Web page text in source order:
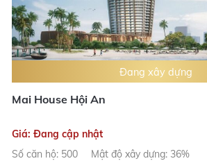
Đang xây dựng
Mai House Hội An
Giá: Đang cập nhật
Số căn hộ: 500
Mật độ xây dựng: 36%